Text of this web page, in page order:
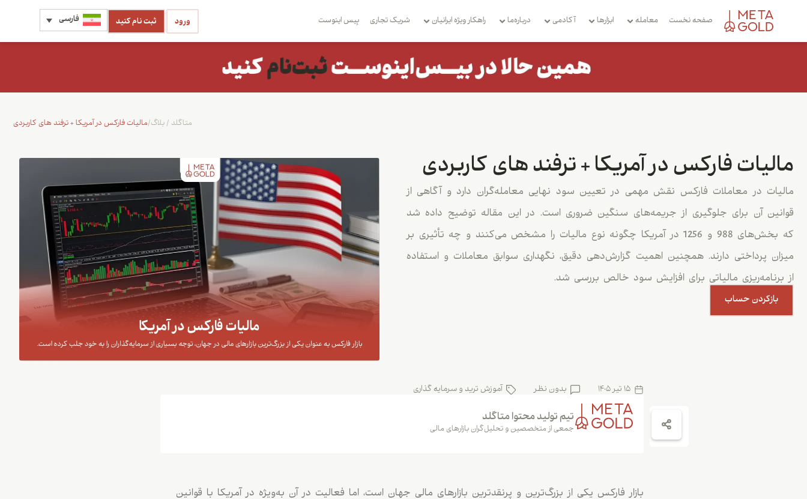
صفحه نخست معامله ابزارها آکادمی درباره‌ما راهکار ویژه ایرانیان شریک تجاری بِیس اینوست فارسی ثبت نام کنید ورود
مالیات فارکس در آمریکا + ترفند های کاربردی متاگلد /بلاگ/
مالیات فارکس در آمریکا + ترفند های کاربردی
مالیات در معاملات فارکس نقش مهمی در تعیین سود نهایی معامله‌گران دارد و آگاهی از
قوانین آن برای جلوگیری از جریمه‌های سنگین ضروری است. در این مقاله توضیح داده شد
که بخش‌های 988 و 1256 در آمریکا چگونه نوع مالیات را مشخص می‌کنند و چه تأثیری بر
میزان پرداختی دارند. همچنین اهمیت گزارش‌دهی دقیق، نگهداری سوابق معاملات و استفاده
از برنامه‌ریزی مالیاتی برای افزایش سود خالص بررسی شد.
بازکردن حساب
15 تیر 1405 بدون نظر آموزش ترید و سرمایه گذاری
تیم تولید محتوا متاگلد
جمعی از متخصصین و تحلیل‌گران بازارهای مالی
بازار فارکس یکی از بزرگ‌ترین و پرنقدترین بازارهای مالی جهان است، اما فعالیت در آن به‌ویژه در آمریکا با قوانین